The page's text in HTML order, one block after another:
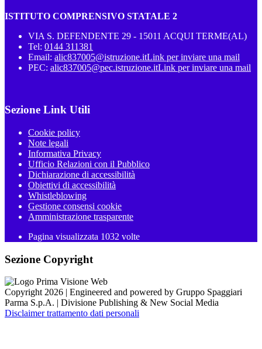
ISTITUTO COMPRENSIVO STATALE 2
VIA S. DEFENDENTE 29 - 15011 ACQUI TERME(AL)
Tel: 0144 311381
Email: alic837005@istruzione.itLink per inviare una mail
PEC: alic837005@pec.istruzione.itLink per inviare una mail
Sezione Link Utili
Cookie policy
Note legali
Informativa Privacy
Ufficio Relazioni con il Pubblico
Dichiarazione di accessibilità
Obiettivi di accessibilità
Whistleblowing
Gestione consensi cookie
Amministrazione trasparente
Pagina visualizzata 1032 volte
Sezione Copyright
Copyright 2026 | Engineered and powered by Gruppo Spaggiari
Parma S.p.A. | Divisione Publishing & New Social Media
Disclaimer trattamento dati personali